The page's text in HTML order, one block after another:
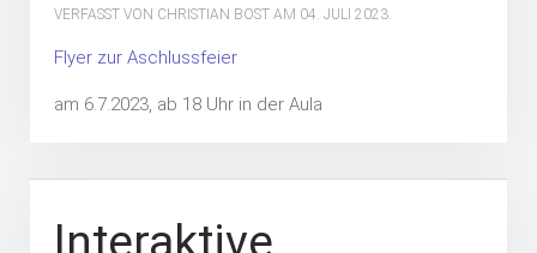
VERFASST VON CHRISTIAN BOST AM 04. JULI 2023.
Flyer zur Aschlussfeier
am 6.7.2023, ab 18 Uhr in der Aula